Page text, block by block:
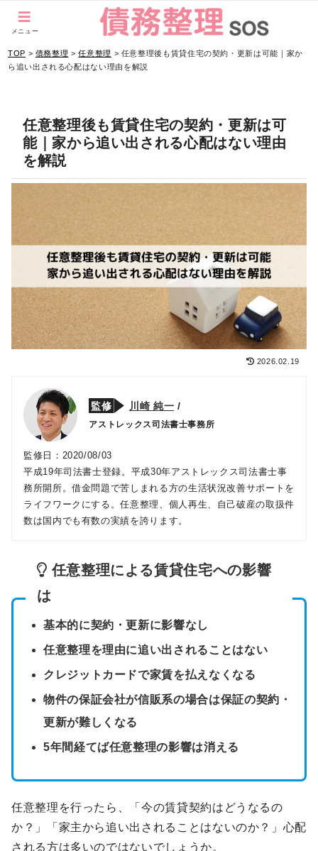
当サイトはPRを含みます。
TOP > 債務整理 >任意整理 > 任意整理後も賃貸住宅の契約・更新は可能｜家か
ら追い出される心配はない理由を解説
任意整理後も賃貸住宅の契約・更新は可
能｜家から追い出される心配はない理由
を解説
2026.02.19
監修 川崎 純一 /
アストレックス司法書士事務所
監修日：2020/08/03
平成19年司法書士登録。平成30年アストレックス司法書士事
務所開所。借金問題で苦しまれる方の生活状況改善サポートを
ライフワークにする。任意整理、個人再生、自己破産の取扱件
数は国内でも有数の実績を誇ります。
任意整理による賃貸住宅への影響
は
基本的に契約・更新に影響なし
任意整理を理由に追い出されることはない
クレジットカードで家賃を払えなくなる
物件の保証会社が信販系の場合は保証の契約・
更新が難しくなる
5年間経てば任意整理の影響は消える
任意整理を行ったら、「今の賃貸契約はどうなるの
か？」「家主から追い出されることはないのか？」心配
される方は多いのではないでしょうか。
メニュー